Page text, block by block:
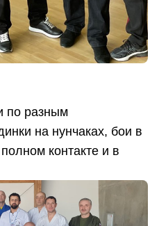
по разным
на нунчаках, бои в
контакте и в